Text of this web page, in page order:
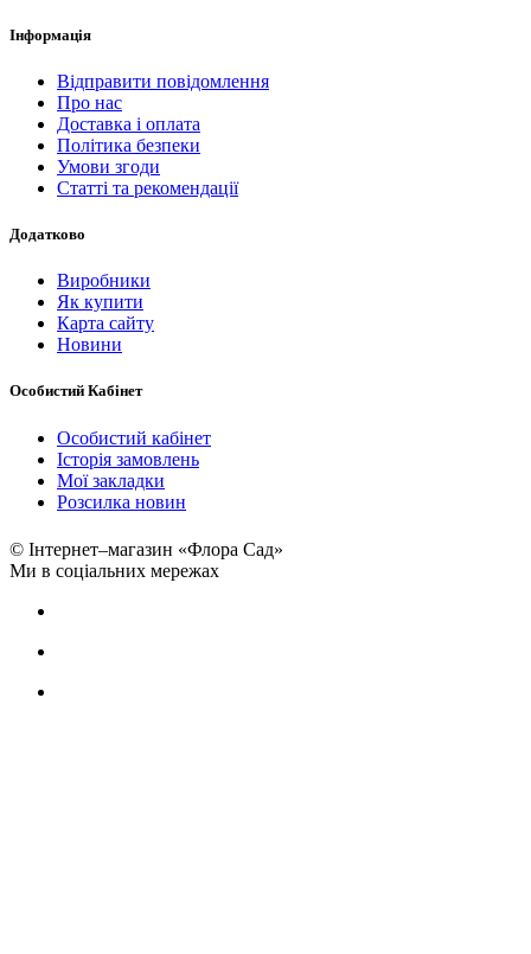
Інформація
Відправити повідомлення
Про нас
Доставка і оплата
Політика безпеки
Умови згоди
Статті та рекомендації
Додатково
Виробники
Як купити
Карта сайту
Новини
Особистий Кабінет
Особистий кабінет
Історія замовлень
Мої закладки
Розсилка новин
© Інтернет–магазин «Флора Сад»
Ми в соціальних мережах